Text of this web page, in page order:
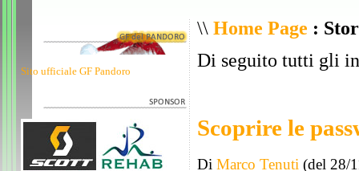
Sito ufficiale GF Pandoro
\\ Home Page :
Di seguito tutti gli
Scoprire le
Di Marco Tenuti (del 28/